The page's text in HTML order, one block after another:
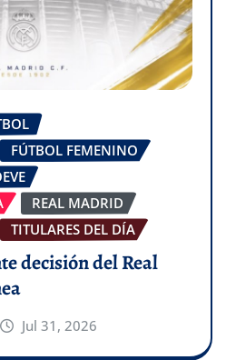
FÚTBOL FEMENINO
REAL MADRID
TITULARES DEL DÍA
decisión del Real
Jul 31, 2026